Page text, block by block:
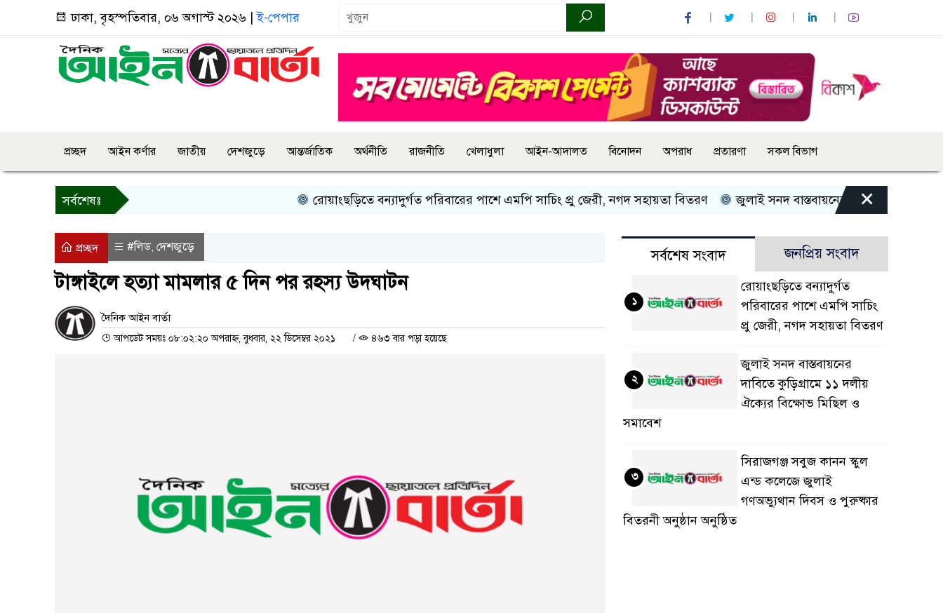
ঢাকা, বৃহস্পতিবার, ০৬ অগাস্ট ২০২৬ |ই-পেপার
প্রচ্ছদ আইন কর্ণার জাতীয় দেশজুড়ে আন্তর্জাতিক অর্থনীতি রাজনীতি খেলাধুলা আইন-আদালত বিনোদন অপরাধ প্রতারণা সকল বিভাগ
সর্বশেষঃ রোয়াংছড়িতে বন্যাদুর্গত পরিবারের পাশে এমপি সাচিং প্রু জেরী, নগদ সহায়তা বিতরণ জুলাই সনদ বাস্তবায়নের দাবিতে কুড়িগ্রামে ১১
×
প্রচ্ছদ #লিড, দেশজুড়ে
টাঙ্গাইলে হত্যা মামলার ৫ দিন পর রহস্য উদঘাটন
দৈনিক আইন বার্তা
আপডেট সময়ঃ ০৮:০২:২০ অপরাহ্ন, বুধবার, ২২ ডিসেম্বর ২০২১ / ৪৬৩ বার পড়া হয়েছে
সর্বশেষ সংবাদ জনপ্রিয় সংবাদ
রোয়াংছড়িতে বন্যাদুর্গত
পরিবারের পাশে এমপি সাচিং
প্রু জেরী, নগদ সহায়তা বিতরণ
১
জুলাই সনদ বাস্তবায়নের
দাবিতে কুড়িগ্রামে ১১ দলীয়
ঐক্যের বিক্ষোভ মিছিল ও
সমাবেশ
২
সিরাজগঞ্জ সবুজ কানন স্কুল
এন্ড কলেজে জুলাই
গণঅভ্যুথান দিবস ও পুরুষ্কার
বিতরনী অনুষ্ঠান অনুষ্ঠিত
৩